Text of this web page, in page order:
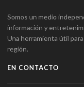
Somos un medio
información y
Una herramienta útil
región.
EN CONTACTO